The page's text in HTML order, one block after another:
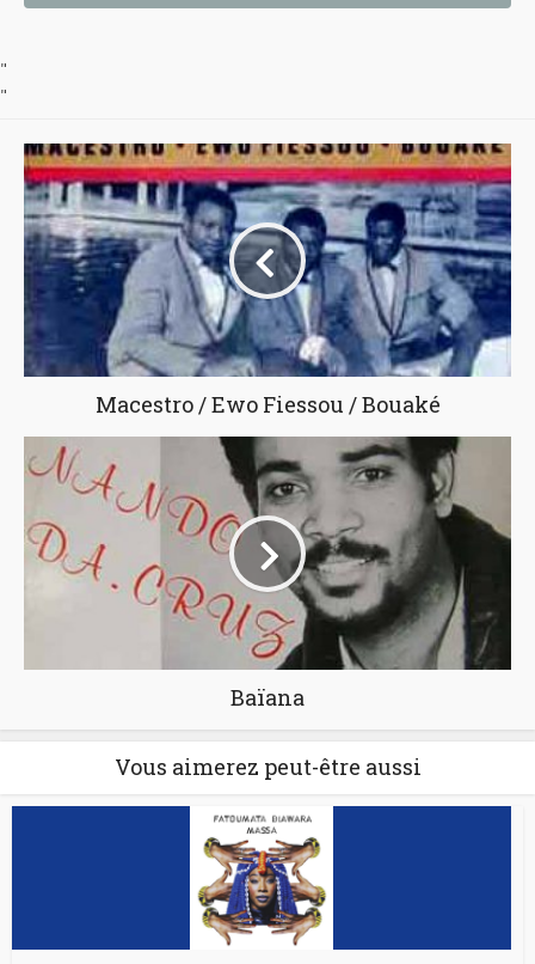
"
"
Macestro / Ewo Fiessou / Bouaké
Baïana
Vous aimerez peut-être aussi